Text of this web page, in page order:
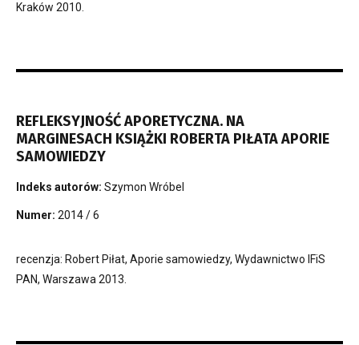
Kraków 2010.
REFLEKSYJNOŚĆ APORETYCZNA. NA
MARGINESACH KSIĄŻKI ROBERTA PIŁATA APORIE
SAMOWIEDZY
Indeks autorów: Szymon Wróbel
Numer: 2014 / 6
recenzja: Robert Piłat, Aporie samowiedzy, Wydawnictwo IFiS
PAN, Warszawa 2013.